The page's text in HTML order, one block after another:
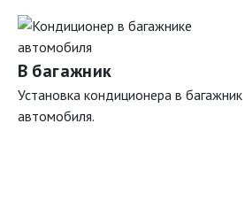
В багажник
Установка кондиционера в багажник
автомобиля.